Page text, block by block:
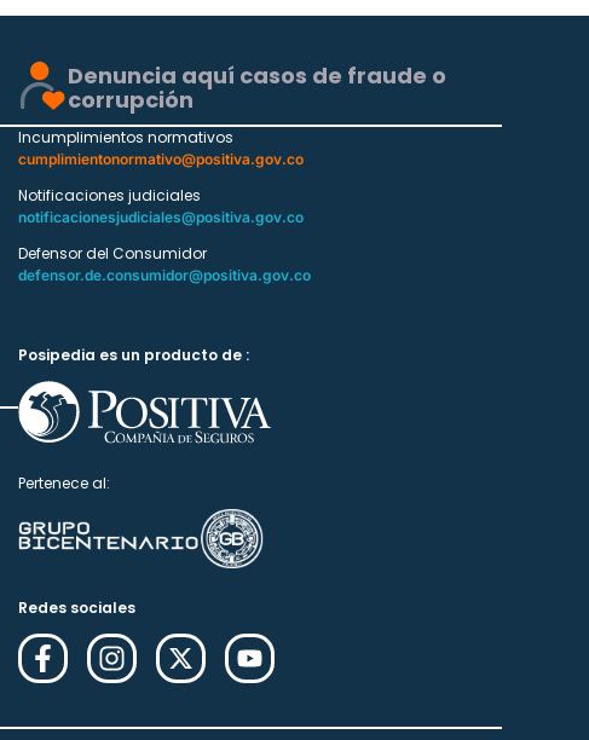
Denuncia aquí casos de fraude o
corrupción
Incumplimientos normativos
cumplimientonormativo@positiva.gov.co
Notificaciones judiciales
notificacionesjudiciales@positiva.gov.co
Defensor del Consumidor
defensor.de.consumidor@positiva.gov.co
Posipedia es un producto de :
Pertenece al:
Redes sociales